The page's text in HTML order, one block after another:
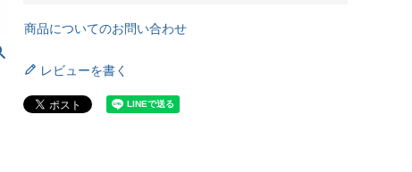
商品についてのお問い合わせ
レビューを書く